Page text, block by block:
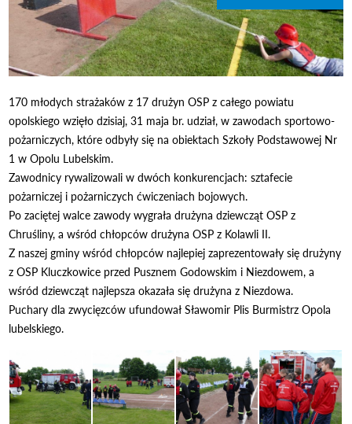
170 młodych strażaków z 17 drużyn OSP z całego powiatu
opolskiego wzięło dzisiaj, 31 maja br. udział, w zawodach sportowo-
pożarniczych, które odbyły się na obiektach Szkoły Podstawowej Nr
1 w Opolu Lubelskim.
Zawodnicy rywalizowali w dwóch konkurencjach: sztafecie
pożarniczej i pożarniczych ćwiczeniach bojowych.
Po zaciętej walce zawody wygrała drużyna dziewcząt OSP z
Chruśliny, a wśród chłopców drużyna OSP z Kolawli II.
Z naszej gminy wśród chłopców najlepiej zaprezentowały się drużyny
z OSP Kluczkowice przed Pusznem Godowskim i Niezdowem, a
wśród dziewcząt najlepsza okazała się drużyna z Niezdowa.
Puchary dla zwycięzców ufundował Sławomir Plis Burmistrz Opola
lubelskiego.